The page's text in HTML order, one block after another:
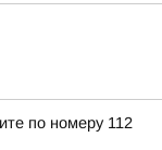
по номеру 112